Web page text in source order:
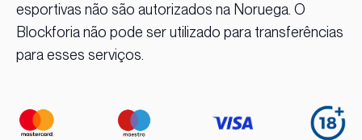
esportivas não são autorizados na Noruega. O
Blockforia não pode ser utilizado para transferências
para esses serviços.